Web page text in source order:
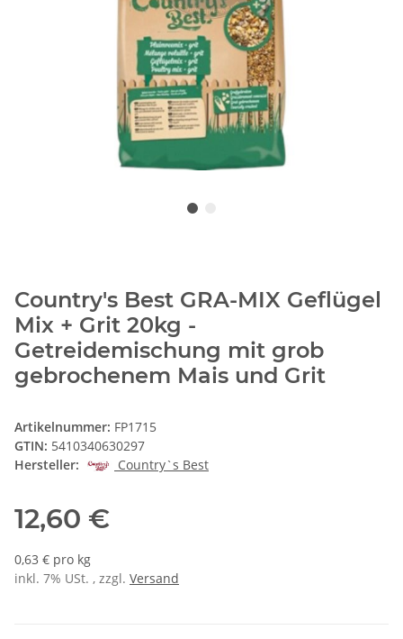
Country's Best GRA-MIX Geflügel
Mix + Grit 20kg -
Getreidemischung mit grob
gebrochenem Mais und Grit
Artikelnummer: FP1715
GTIN: 5410340630297
Hersteller:
Country`s Best
12,60 €
0,63 € pro kg
inkl. 7% USt. , zzgl. Versand